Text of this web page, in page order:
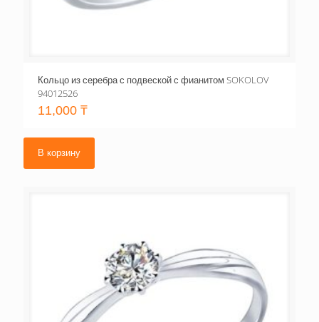
Кольцо из серебра с подвеской с фианитом SOKOLOV
94012526
11,000 ₸
В корзину